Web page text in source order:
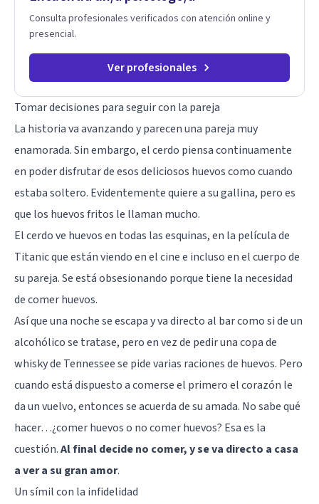
Consulta profesionales verificados con atención online y
presencial.
Ver profesionales
Tomar decisiones para seguir con la pareja
La historia va avanzando y parecen una pareja muy
enamorada. Sin embargo, el cerdo piensa continuamente
en poder disfrutar de esos deliciosos huevos como cuando
estaba soltero. Evidentemente quiere a su gallina, pero es
que los huevos fritos le llaman mucho.
El cerdo ve huevos en todas las esquinas, en la película de
Titanic que están viendo en el cine e incluso en el cuerpo de
su pareja. Se está obsesionando porque tiene la necesidad
de comer huevos.
Así que una noche se escapa y va directo al bar como si de un
alcohólico se tratase, pero en vez de pedir una copa de
whisky de Tennessee se pide varias raciones de huevos. Pero
cuando está dispuesto a comerse el primero el corazón le
da un vuelvo, entonces se acuerda de su amada. No sabe qué
hacer…¿comer huevos o no comer huevos? Esa es la
cuestión.Al final decide no comer, y se va directo a casa
a ver a su gran amor.
Un símil con la infidelidad